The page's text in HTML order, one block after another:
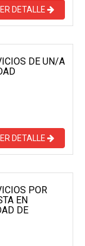
DETALLE
DE UN/A
DETALLE
POR
EN
DE